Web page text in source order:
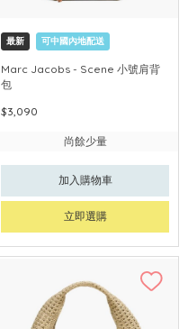
最新 可中國內地配送
Marc Jacobs - Scene 小號肩背
包
$3,090
尚餘少量
加入購物車
立即選購